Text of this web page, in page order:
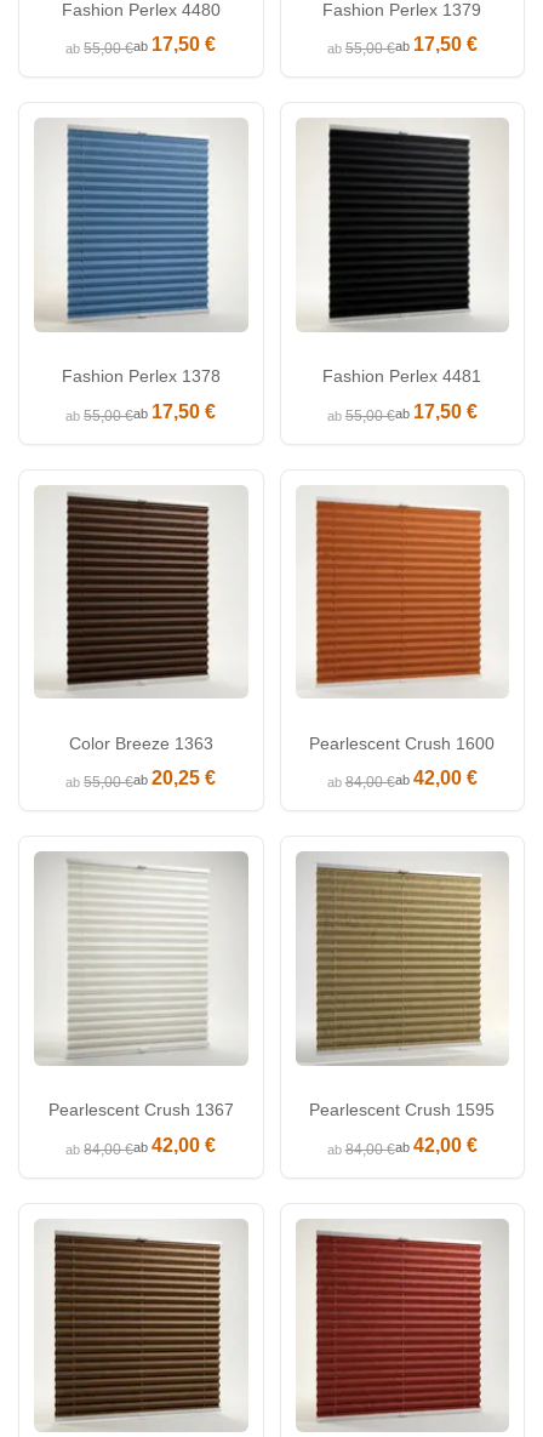
Fashion Perlex 4480
ab55,00 €ab 17,50 €
Fashion Perlex 1379
ab55,00 €ab 17,50 €
Fashion Perlex 1378
ab55,00 €ab 17,50 €
Fashion Perlex 4481
ab55,00 €ab 17,50 €
Color Breeze 1363
ab55,00 €ab20,25 €
Pearlescent Crush 1600
ab84,00 €ab 42,00 €
Pearlescent Crush 1367
ab84,00 €ab42,00 €
Pearlescent Crush 1595
ab84,00 €ab 42,00 €